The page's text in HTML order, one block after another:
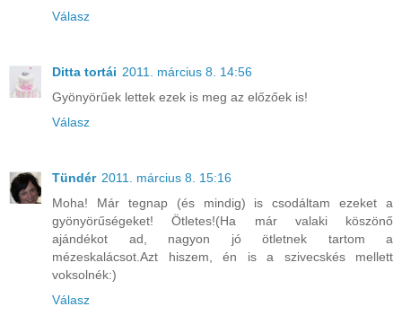
Válasz
Ditta tortái 2011. március 8. 14:56
Gyönyörűek lettek ezek is meg az előzőek is!
Válasz
Tündér 2011. március 8. 15:16
Moha! Már tegnap (és mindig) is csodáltam ezeket a
gyönyörűségeket! Ötletes!(Ha már valaki köszönő
ajándékot ad, nagyon jó ötletnek tartom a
mézeskalácsot.Azt hiszem, én is a szivecskés mellett
voksolnék:)
Válasz